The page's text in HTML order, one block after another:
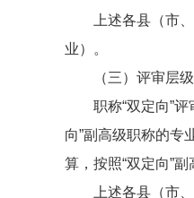
上述各县（市
业）。
（三）评审层
职称“双定向”
向”副高级职称的专
算，按照“双定向”
上述各县（市